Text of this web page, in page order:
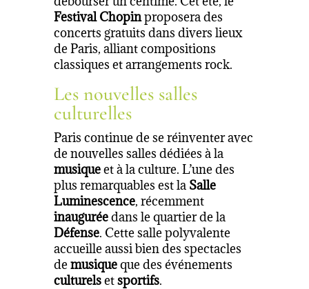
Festival Chopinproposera des
concerts gratuits dans divers lieux
de Paris, alliant compositions
classiques et arrangements rock.
Les nouvelles salles
culturelles
Paris continue de se réinventer avec
de nouvelles salles dédiées à la
musiqueet à la culture. L’une des
plus remarquables est la Salle
Luminescence, récemment
inauguréedans le quartier de la
Défense. Cette salle polyvalente
accueille aussi bien des spectacles
demusiqueque des événements
culturelsetsportifs.